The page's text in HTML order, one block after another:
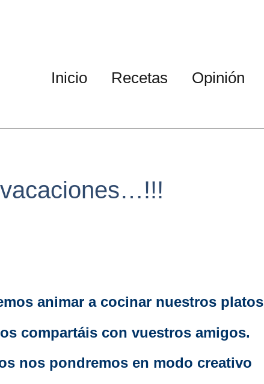
Inicio Recetas Opinión
animar a cocinar nuestros platos
compartáis con vuestros amigos.
nos pondremos en modo creativo